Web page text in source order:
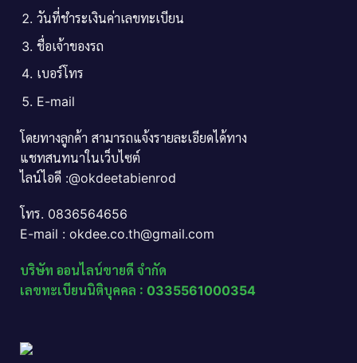
วันที่ชำระเงินค่าเลขทะเบียน
ชื่อเจ้าของรถ
เบอร์โทร
E-mail
โดยทางลูกค้า สามารถแจ้งรายละเอียดได้ทาง
แชทสนทนาในเว็บไซต์
ไลน์ไอดี :@okdeetabienrod
โทร. 0836564656
E-mail : okdee.co.th@gmail.com
บริษัท ออนไลน์ขายดี จำกัด
เลขทะเบียนนิติบุคคล : 0335561000354